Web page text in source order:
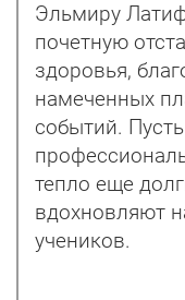
Эльмиру
почетную
здоровья,
намеченных
событий.
тепло еще
вдохновляют
учеников.